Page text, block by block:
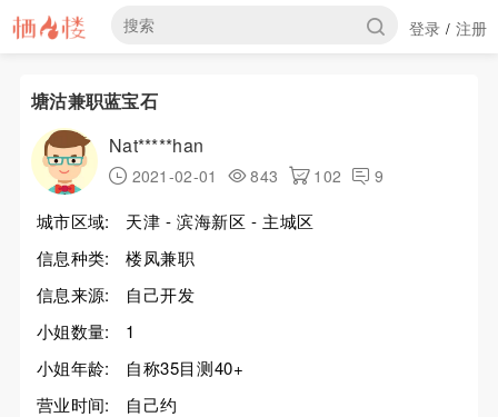
登录 / 注册
塘沽兼职蓝宝石
Nat*****han
2021-02-01 843 102 9
城市区域:
天津 - 滨海新区 - 主城区
信息种类:
楼凤兼职
信息来源:
自己开发
小姐数量:
1
小姐年龄:
自称35目测40+
营业时间:
自己约